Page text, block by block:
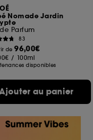
Nomade Jardin
Parfum
83
de96,00€
/ 100ml
disponibles
au panier